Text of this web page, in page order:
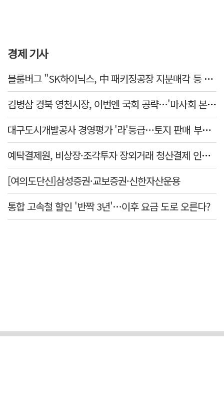
경제 기사
블룸버그 "SK하이닉스, 中 패키징공장 지분매각 등 검토"
김병삼 경북 영천시장, 이번엔 국회 공략…'마사회 본사 이전·광역교통망 확충' 요청
대구도시개발공사 경영평가 '라'등급…토지 판매 부진에 1년 만에 두 단계 '뚝'
예탁결제원, 비상장·조각투자 장외거래 청산결제 인프라 구축 착수…연내 가동
[여의도단신]삼성증권·교보증권·신한자산운용
통합 고속철 할인 '반짝 3년'…이후 요금 도로 오른다?